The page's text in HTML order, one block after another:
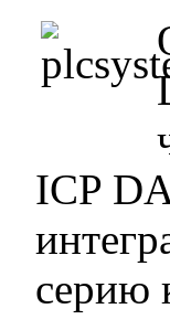
ICP
серию